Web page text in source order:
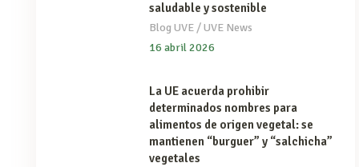
saludable y sostenible
Blog UVE/UVE News
16 abril 2026
La UE acuerda prohibir
determinados nombres para
alimentos de origen vegetal: se
mantienen “burguer” y “salchicha”
vegetales